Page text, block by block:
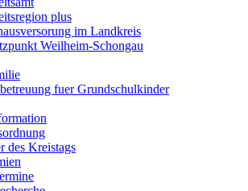
plus
im Landkreis
Weilheim-Schongau
fuer Grundschulkinder
des Kreistags